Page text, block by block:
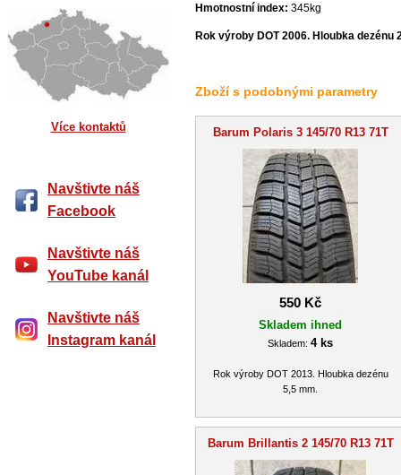
Více kontaktů
Navštivte náš
Facebook
Navštivte náš
YouTube kanál
Navštivte náš
Instagram kanál
Hmotnostní index: 345kg
Rok výroby DOT 2006. Hloubka dezénu
Zboží s podobnými parametry
Barum Polaris 3 145/70 R13 71T
550 Kč
Skladem ihned
Skladem: 4 ks
Rok výroby DOT 2013. Hloubka dezénu
5,5 mm.
Barum Brillantis 2 145/70 R13 71T